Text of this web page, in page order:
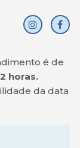
I
n
s
a
g
r
m
F
a
c
o
k
é de
horas.
da data